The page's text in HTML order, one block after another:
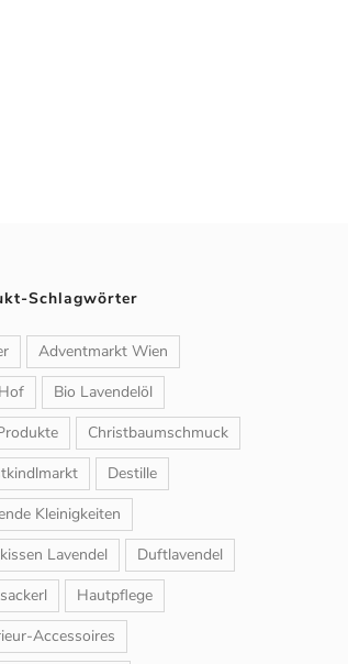
Schlagwörter
Adventmarkt Wien
Bio Lavendelöl
Christbaumschmuck
Destille
Kleinigkeiten
Lavendel
Duftlavendel
Hautpflege
Accessoires